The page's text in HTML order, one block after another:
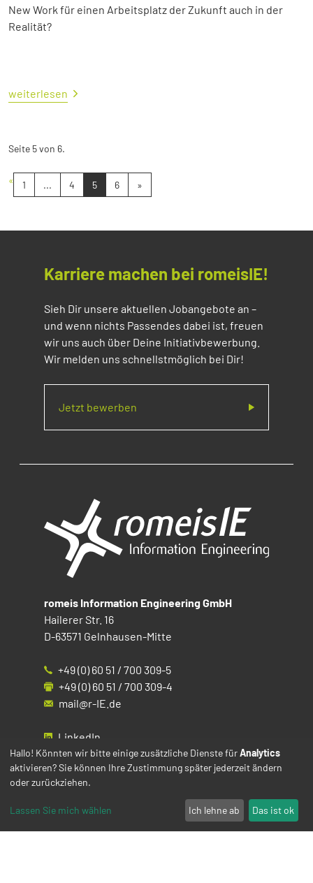
New Work für einen Arbeitsplatz der Zukunft auch in der
Realität?
weiterlesen
Seite 5 von 6.
« 1 ... 4 5 6 »
Karriere machen bei romeisIE!
Sieh Dir unsere aktuellen Jobangebote an –
und wenn nichts Passendes dabei ist, freuen
wir uns auch über Deine Initiativbewerbung.
Wir melden uns schnellstmöglich bei Dir!
Jetzt bewerben
romeis Information Engineering GmbH
Hailerer Str. 16
D-63571 Gelnhausen-Mitte
+49 (0) 60 51 / 700 309-5
+49 (0) 60 51 / 700 309-4
mail@r-IE.de
LinkedIn
Instagram
Facebook
YouTube
Hallo! Könnten wir bitte einige zusätzliche Dienste fürAnalytics
aktivieren? Sie können Ihre Zustimmung später jederzeit ändern
oder zurückziehen.
Lassen Sie mich wählen Ich lehne ab Das ist ok